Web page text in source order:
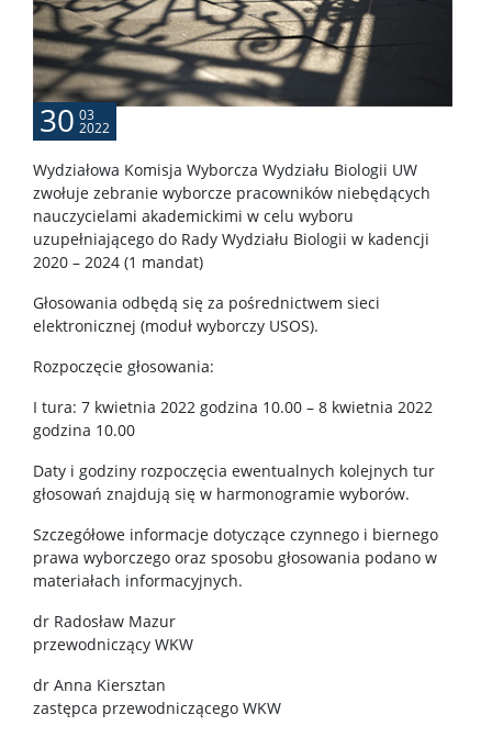
APD
BUW
NAUKA
Projekty
Publikacje i patenty
Rada Naukowa Dyscypliny
Dane badawcze UW
POPULARYZACJA
30 03
2022
Wydziałowa Komisja Wyborcza Wydziału Biologii UW
zwołuje zebranie wyborcze pracowników niebędących
nauczycielami akademickimi w celu wyboru
uzupełniającego do Rady Wydziału Biologii w kadencji
2020 – 2024 (1 mandat)
Głosowania odbędą się za pośrednictwem sieci
elektronicznej (moduł wyborczy USOS).
Rozpoczęcie głosowania:
I tura: 7 kwietnia 2022 godzina 10.00 – 8 kwietnia 2022
godzina 10.00
Daty i godziny rozpoczęcia ewentualnych kolejnych tur
głosowań znajdują się w harmonogramie wyborów.
Szczegółowe informacje dotyczące czynnego i biernego
prawa wyborczego oraz sposobu głosowania podano w
materiałach informacyjnych.
dr Radosław Mazur
przewodniczący WKW
dr Anna Kiersztan
zastępca przewodniczącego WKW